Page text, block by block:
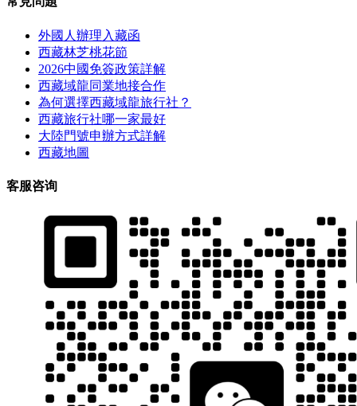
外國人辦理入藏函
西藏林芝桃花節
2026中國免簽政策詳解
西藏域龍同業地接合作
為何選擇西藏域龍旅行社？
西藏旅行社哪一家最好
大陸門號申辦方式詳解
西藏地圖
客服咨询